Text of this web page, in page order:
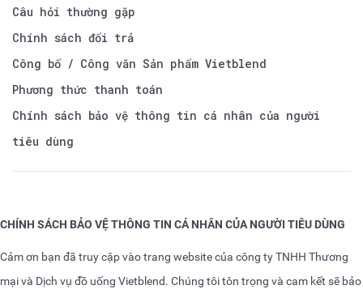
Câu hỏi thường gặp
Chính sách đổi trả
Công bố / Công văn Sản phẩm Vietblend
Phương thức thanh toán
Chính sách bảo vệ thông tin cá nhân của người
tiêu dùng
CHÍNH SÁCH BẢO VỆ THÔNG TIN CÁ NHÂN CỦA NGƯỜI TIÊU DÙNG
Cảm ơn bạn đã truy cập vào trang website của công ty TNHH Thương
mại và Dịch vụ đồ uống Vietblend. Chúng tôi tôn trọng và cam kết sẽ bảo